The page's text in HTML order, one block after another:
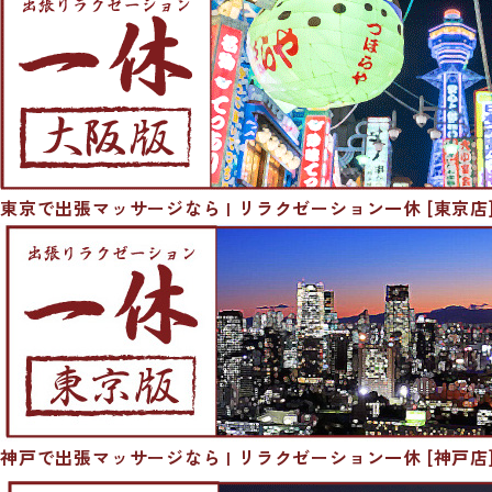
東京で出張マッサージなら | リラクゼーション一休 [東京
神戸で出張マッサージなら | リラクゼーション一休 [神戸